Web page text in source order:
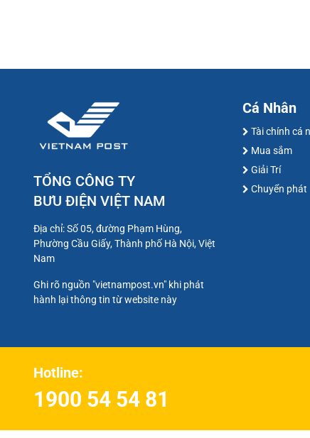
TỔNG CÔNG TY
BƯU ĐIỆN VIỆT NAM
Địa chỉ: Số 05, đường Phạm Hùng,
Phường Cầu Giấy, Thành phố Hà Nội, Việt
Nam
Ghi rõ nguồn "vietnampost.vn" khi phát
hành lại thông tin từ website này
Cá Nhân
Tài chính cá
Mua sắm
Giải Trí
Chuyển phát
Hotline:
1900 54 54 81